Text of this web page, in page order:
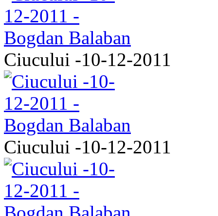
Ciucului -10-12-2011
Ciucului -10-12-2011